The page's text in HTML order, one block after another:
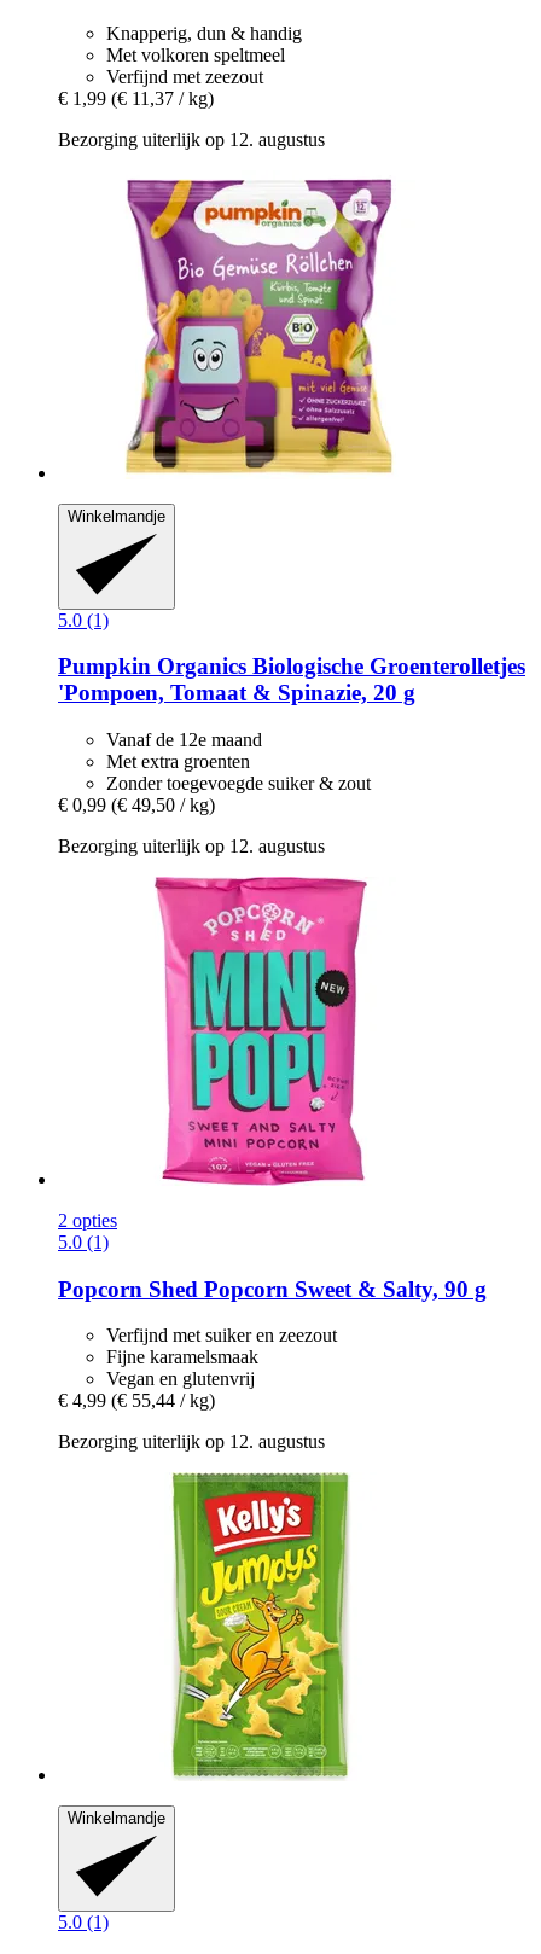
Knapperig, dun & handig
Met volkoren speltmeel
Verfijnd met zeezout
€ 1,99 (€ 11,37 / kg)
Bezorging uiterlijk op 12. augustus
Winkelmandje
5.0 (1)
Pumpkin Organics Biologische Groenterolletjes
'Pompoen, Tomaat & Spinazie, 20 g
Vanaf de 12e maand
Met extra groenten
Zonder toegevoegde suiker & zout
€ 0,99 (€ 49,50 / kg)
Bezorging uiterlijk op 12. augustus
2 opties
5.0 (1)
Popcorn Shed Popcorn Sweet & Salty, 90 g
Verfijnd met suiker en zeezout
Fijne karamelsmaak
Vegan en glutenvrij
€ 4,99 (€ 55,44 / kg)
Bezorging uiterlijk op 12. augustus
Winkelmandje
5.0 (1)